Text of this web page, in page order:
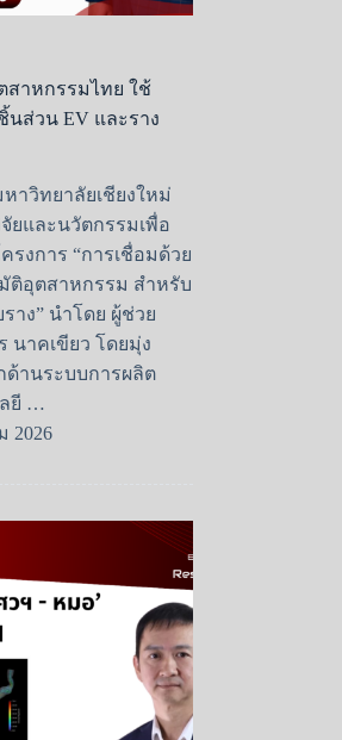
สาหกรรมไทย ใช้
นส่วน EV และราง
าวิทยาลัยเชียงใหม่
ยและนวัตกรรมเพื่อ
งการ “การเชื่อมด้วย
ติอุตสาหกรรม สำหรับ
าง” นำโดย ผู้ช่วย
นาคเขียว โดยมุ่ง
านระบบการผลิต
ยี …
2026